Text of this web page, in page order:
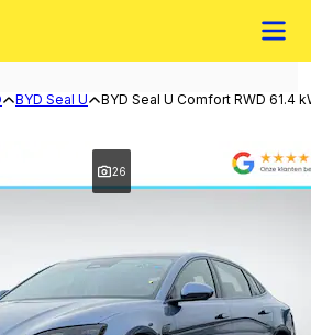
BYD Seal U BYD Seal U Comfort RWD 61.4
26